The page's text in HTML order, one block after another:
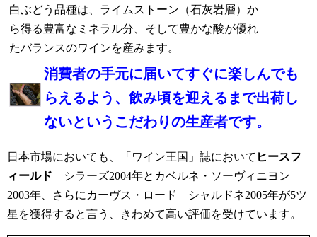
白ぶどう品種は、ライムストーン（石灰岩層）か
ら得る豊富なミネラル分、そして豊かな酸が優れ
たバランスのワインを産みます。
消費者の手元に届いてすぐに楽しんでも
らえるよう、飲み頃を迎えるまで出荷し
ないというこだわりの生産者です。
日本市場においても、「ワイン王国」誌において ヒースフ
ィールド シラーズ2004年とカベルネ・ソーヴィニヨン
2003年、さらにカーヴス・ロード シャルドネ2005年が5ツ
星を獲得すると言う、きわめて高い評価を受けています。